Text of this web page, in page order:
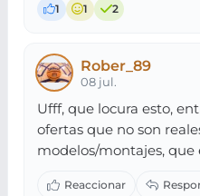
1 1 2
Rober_89
08 jul.
Ufff, que locura esto,
ofertas que no son
modelos/montajes,